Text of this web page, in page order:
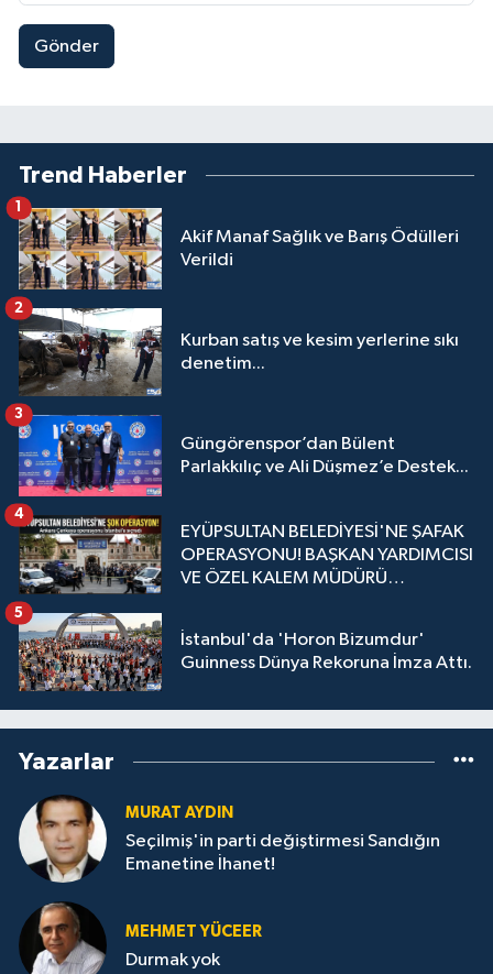
Gönder
Trend Haberler
Akif Manaf Sağlık ve Barış Ödülleri
Verildi
1
Kurban satış ve kesim yerlerine sıkı
denetim...
2
Güngörenspor’dan Bülent
Parlakkılıç ve Ali Düşmez’e Destek...
3
EYÜPSULTAN BELEDİYESİ'NE ŞAFAK
OPERASYONU! BAŞKAN YARDIMCISI
VE ÖZEL KALEM MÜDÜRÜ
4
İstanbul'da 'Horon Bizumdur'
Guinness Dünya Rekoruna İmza Attı.
5
Yazarlar
MURAT AYDIN
Seçilmiş'in parti değiştirmesi Sandığın
Emanetine İhanet!
MEHMET YÜCEER
Durmak yok